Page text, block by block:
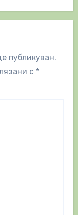
публикуван.
с *